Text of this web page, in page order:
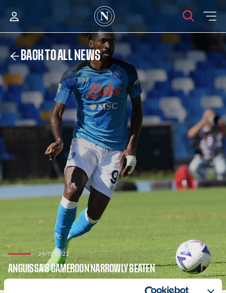
BACK TO ALL NEWS
24/11/2022
ANGUISSA’S CAMEROON NARROWLY BEATEN